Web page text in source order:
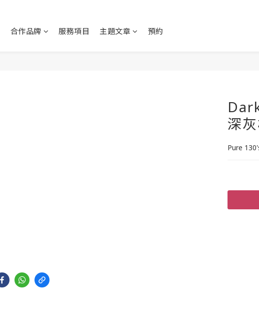
合作品牌 服務項目 主題文章 預約
深
Pure